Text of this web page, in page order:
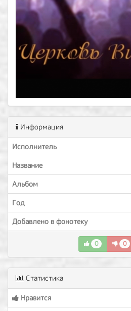
Информация
Исполнитель
Название
Альбом
Год
Добавлено в фонотеку
0 0
Статистика
Нравится